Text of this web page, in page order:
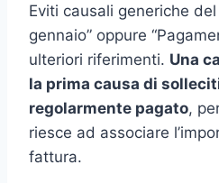
Eviti causali generiche
gennaio” oppure
ulteriori riferimenti. Una
la prima causa di
regolarmente pagato,
riesce ad associare
fattura.